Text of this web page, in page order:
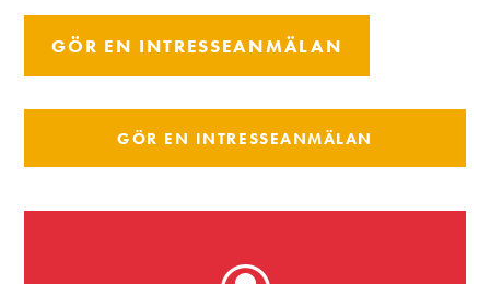
GÖR EN INTRESSEANMÄLAN
GÖR EN INTRESSEANMÄLAN